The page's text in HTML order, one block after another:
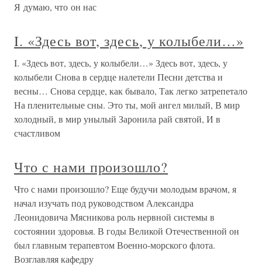
Я думаю, что он нас
I. «Здесь вот, здесь, у колыбели…»
I. «Здесь вот, здесь, у колыбели…» Здесь вот, здесь, у
колыбели Снова в сердце налетели Песни детства и
весны… Снова сердце, как бывало, Так легко затрепетало
На пленительные сны. Это ты, мой ангел милый, В мир
холодный, в мир унылый Заронила рай святой, И в
счастливом
Что с нами произошло?
Что с нами произошло? Еще будучи молодым врачом, я
начал изучать под руководством Александра
Леонидовича Мясникова роль нервной системы в
состоянии здоровья. В годы Великой Отечественной он
был главным терапевтом Военно-морского флота.
Возглавляя кафедру